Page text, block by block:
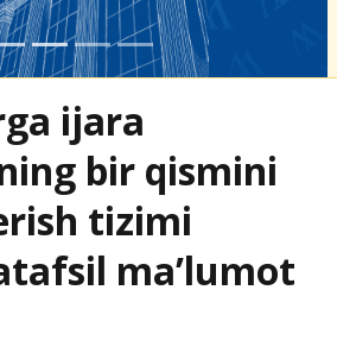
ijara
bir qismini
tizimi
ma’lumot